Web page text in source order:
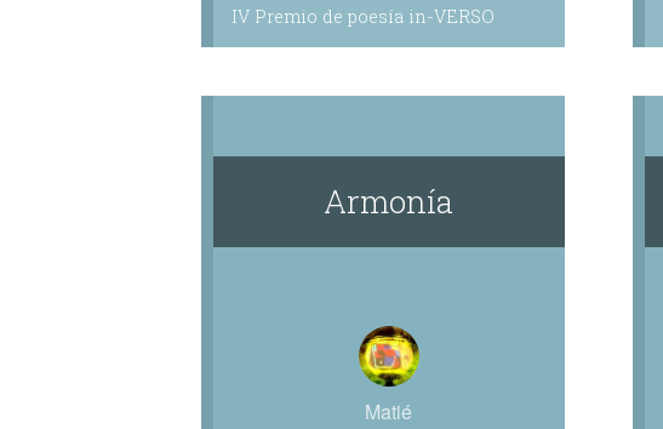
IV Premio de poesía in-VERSO
Armonía
Matié